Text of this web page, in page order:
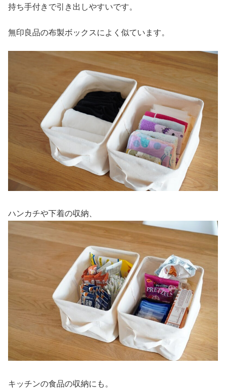
持ち手付きで引き出しやすいです。
無印良品の布製ボックスによく似ています。
ハンカチや下着の収納、
キッチンの食品の収納にも。